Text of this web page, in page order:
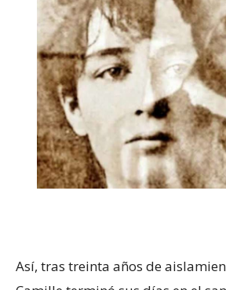
Así, tras treinta años de